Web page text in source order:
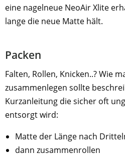
eine nagelneue NeoAir Xlite
lange die neue Matte hält.
Packen
Falten, Rollen, Knicken..? Wie
zusammenlegen sollte
Kurzanleitung die sicher oft
entsorgt wird:
Matte der Länge nach
dann zusammenrollen